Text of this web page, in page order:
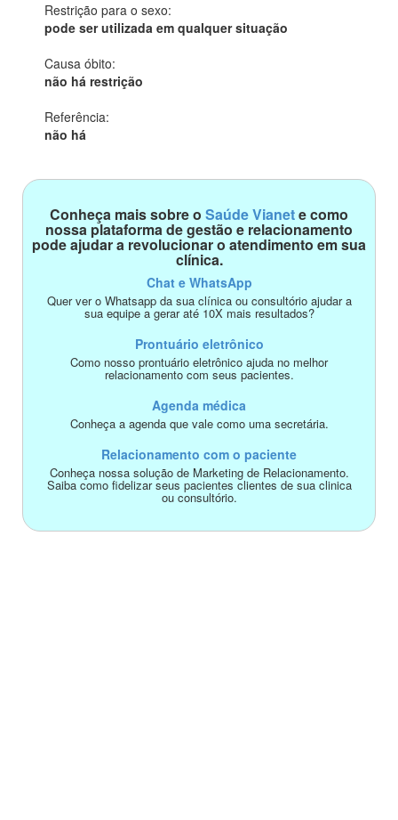
Restrição para o sexo:
pode ser utilizada em qualquer situação
Causa óbito:
não há restrição
Referência:
não há
Conheça mais sobre o Saúde Vianete como
nossa plataforma de gestão e relacionamento
pode ajudar a revolucionar o atendimento em sua
clínica.
Chat e WhatsApp
Quer ver o Whatsapp da sua clínica ou consultório ajudar a
sua equipe a gerar até 10X mais resultados?
Prontuário eletrônico
Como nosso prontuário eletrônico ajuda no melhor
relacionamento com seus pacientes.
Agenda médica
Conheça a agenda que vale como uma secretária.
Relacionamento com o paciente
Conheça nossa solução de Marketing de Relacionamento.
Saiba como fidelizar seus pacientes clientes de sua clinica
ou consultório.